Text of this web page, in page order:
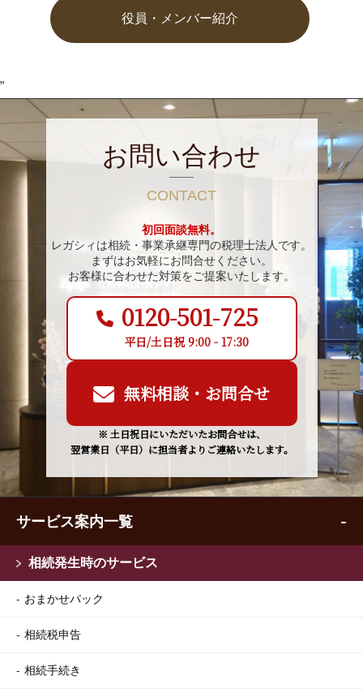
役員・メンバー紹介
”
お問い合わせ
CONTACT
初回面談無料。
レガシィは相続・事業承継専門の税理士法人です。
まずはお気軽にお問合せください。
お客様に合わせた対策をご提案いたします。
0120-501-725
平日/土日祝 9:00 - 17:30
無料相談・お問合せ
※ 土日祝日にいただいたお問合せは、
翌営業日（平日）に担当者よりご連絡いたします。
サービス案内一覧
相続発生時のサービス
おまかせパック
相続税申告
相続手続き